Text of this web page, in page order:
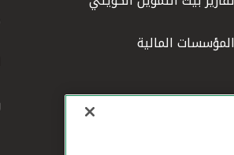
المؤسسات المالية